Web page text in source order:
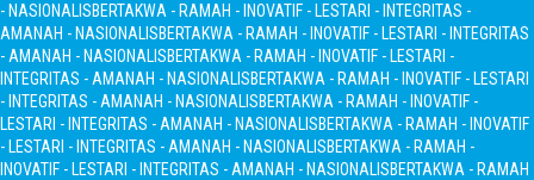
- NASIONALISBERTAKWA - RAMAH - INOVATIF - LESTARI - INTEGRITAS -
AMANAH - NASIONALISBERTAKWA - RAMAH - INOVATIF - LESTARI - INTEGRITAS
- AMANAH - NASIONALISBERTAKWA - RAMAH - INOVATIF - LESTARI -
INTEGRITAS - AMANAH - NASIONALISBERTAKWA - RAMAH - INOVATIF - LESTARI
- INTEGRITAS - AMANAH - NASIONALISBERTAKWA - RAMAH - INOVATIF -
LESTARI - INTEGRITAS - AMANAH - NASIONALISBERTAKWA - RAMAH - INOVATIF
- LESTARI - INTEGRITAS - AMANAH - NASIONALISBERTAKWA - RAMAH -
INOVATIF - LESTARI - INTEGRITAS - AMANAH - NASIONALISBERTAKWA - RAMAH